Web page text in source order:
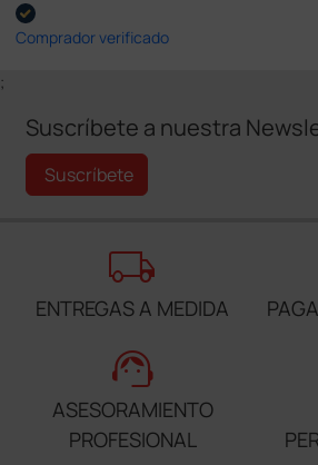
Comprador verificado
;
Suscríbete a nuestra
Suscríbete
local_shipping
ENTREGAS A MEDIDA
support_agent
ASESORAMIENTO
PROFESIONAL